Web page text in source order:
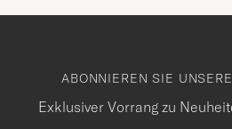
ABONNIEREN SIE
Exklusiver Vorrang zu